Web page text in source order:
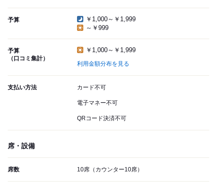
予算
￥1,000～￥1,999
～￥999
予算
（口コミ集計）
￥1,000～￥1,999
利用金額分布を見る
支払い方法 カード不可
電子マネー不可
QRコード決済不可
席・設備
席数 10席（カウンター10席）